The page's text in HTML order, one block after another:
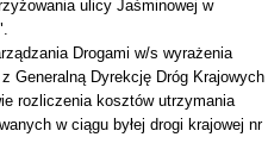
ulicy Jaśminowej w
Drogami w/s wyrażenia
Generalną Dyrekcję Dróg Krajowych
rozliczenia kosztów utrzymania
w ciągu byłej drogi krajowej nr